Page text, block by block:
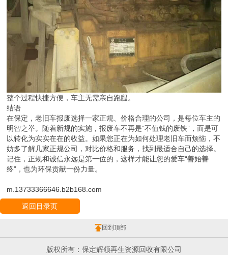
整个过程快捷方便，车主无需亲自跑腿。
结语
在保定，老旧车报废选择一家正规、价格合理的公司，是每位车主的
明智之举。随着新规的实施，报废车不再是“不值钱的废铁”，而是可
以转化为实实在在的收益。如果您正在为如何处理老旧车而烦恼，不
妨多了解几家正规公司，对比价格和服务，找到最适合自己的选择。
记住，正规和诚信永远是第一位的，这样才能让您的爱车“善始善
终”，也为环保贡献一份力量。
m.13733366646.b2b168.com
返回目录页
回到顶部
版权所有：保定辉领再生资源回收有限公司